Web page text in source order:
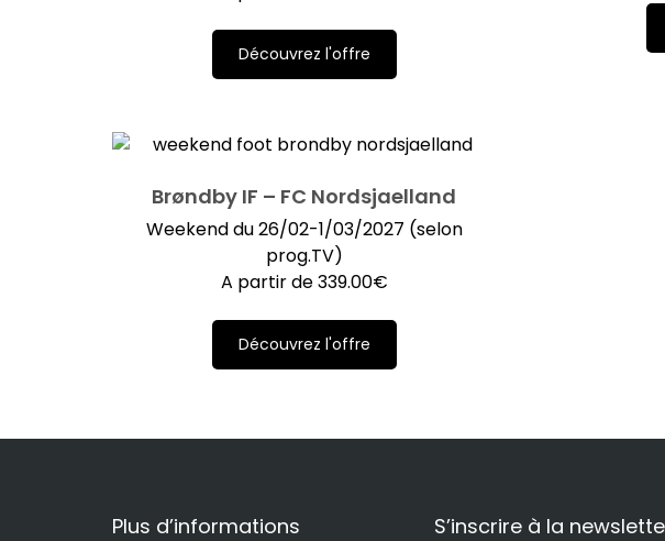
Découvrez l'offre
Brøndby IF – FC Nordsjaelland
Weekend du 26/02-1/03/2027 (selon
prog.TV)
A partir de339.00€
Découvrez l'offre
Plus d’informations S’inscrire à la